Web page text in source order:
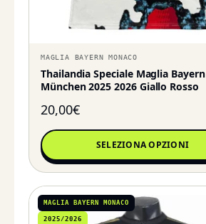
MAGLIA BAYERN MONACO
Thailandia Speciale Maglia Bayern
München 2025 2026 Giallo Rosso
20,00€
SELEZIONA OPZIONI
MAGLIA BAYERN MONACO
2025/2026